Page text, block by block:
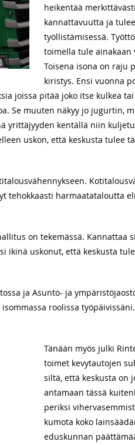
heikentää
kannattavuutta ja
työllistämisessä.
toimella tule ainakaan
Toisena isona on raju
kiristys. Ensi vuonna
joissa pitää joko itse kulkea
Se muuten näkyy jo jugurtin,
yrittäjyyden kentällä niin
uskon, että keskusta tulee
tehokkaasti harmaatataloutta
on tekemässä. Kannattaa
ikinä uskonut, että keskusta
ja Asunto- ja
roolissa
Tänään myös julki
toimet kevytautojen
siltä, että keskusta on
antamaan tässä
periksi
kumota koko
eduskunnan